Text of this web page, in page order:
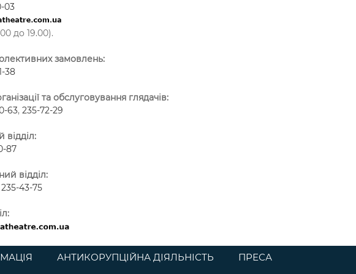
03
до 19.00).
замовлень:
38
та обслуговування глядачів:
63, 235-72-29
відділ:
87
відділ:
235-43-75
АНТИКОРУПЦІЙНА ДІЯЛЬНІСТЬ
ПРЕСА